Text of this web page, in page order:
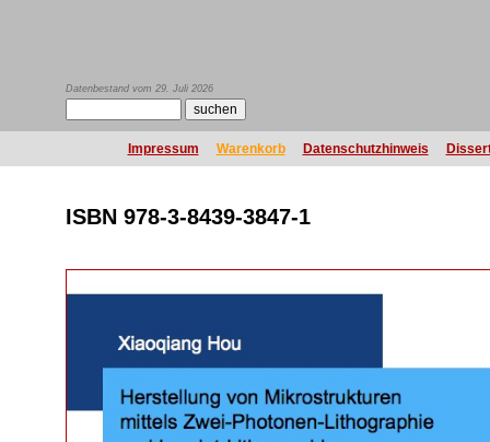
Datenbestand vom 29. Juli 2026
Impressum Warenkorb Datenschutzhinweis
ISBN 978-3-8439-3847-1